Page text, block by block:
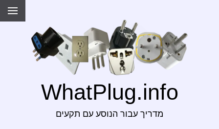
WhatPlug.info
מדריך עבור הנוסע עם תקעים